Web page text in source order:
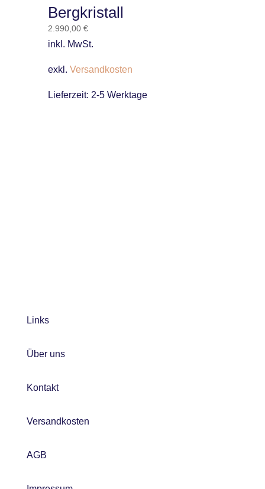
Bergkristall
2.990,00 €
inkl. MwSt.
exkl. Versandkosten
Lieferzeit: 2-5 Werktage
Links
Über uns
Kontakt
Versandkosten
AGB